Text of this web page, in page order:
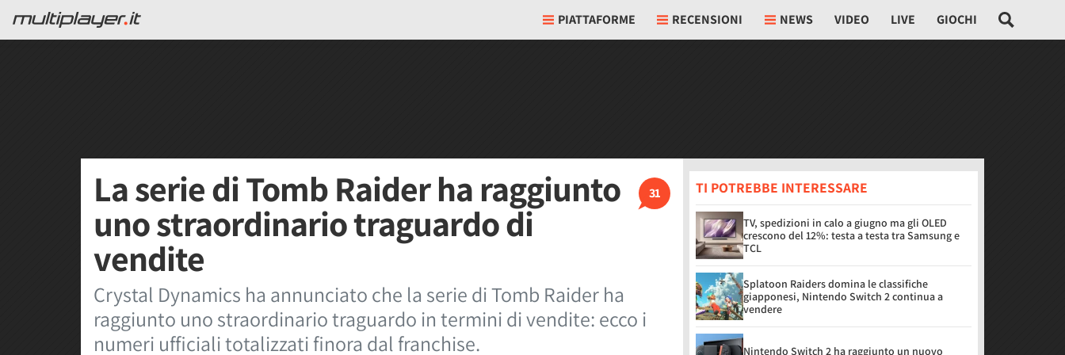
PIATTAFORME RECENSIONI NEWS VIDEO LIVE GIOCHI
31
La serie di Tomb Raider ha raggiunto
uno straordinario traguardo di
vendite
Crystal Dynamics ha annunciato che la serie di Tomb Raider ha
raggiunto uno straordinario traguardo in termini di vendite: ecco i
numeri ufficiali totalizzati finora dal franchise.
TI POTREBBE INTERESSARE
TV, spedizioni in calo a giugno ma gli OLED
crescono del 12%: testa a testa tra Samsung e
TCL
Splatoon Raiders domina le classifiche
giapponesi, Nintendo Switch 2 continua a
vendere
Nintendo Switch 2 ha raggiunto un nuovo